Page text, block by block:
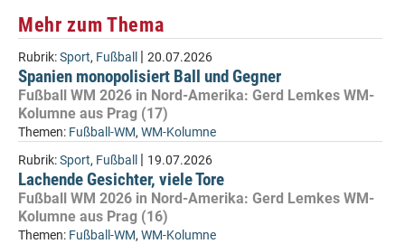
Mehr zum Thema
Rubrik:Sport, Fußball | 20.07.2026
Spanien monopolisiert Ball und Gegner
Fußball WM 2026 in Nord-Amerika: Gerd Lemkes WM-
Kolumne aus Prag (17)
Themen: Fußball-WM, WM-Kolumne
Rubrik:Sport, Fußball | 19.07.2026
Lachende Gesichter, viele Tore
Fußball WM 2026 in Nord-Amerika: Gerd Lemkes WM-
Kolumne aus Prag (16)
Themen: Fußball-WM, WM-Kolumne